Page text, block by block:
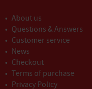
About us
Questions & Answers
Customer service
News
Checkout
Terms of purchase
Privacy Policy